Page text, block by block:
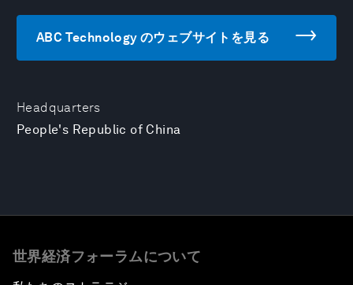
Headquarters
People's Republic of China
ABC Technology のウェブサイトを見る
世界経済フォーラムについて